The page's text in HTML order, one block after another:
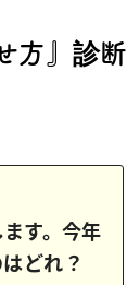
方』診断
す。今年
どれ？